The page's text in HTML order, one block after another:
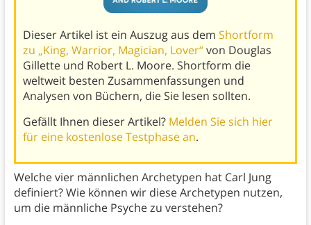
Dieser Artikel ist ein Auszug aus dem Shortform
zu „King, Warrior, Magician, Lover“von Douglas
Gillette und Robert L. Moore. Shortform die
weltweit besten Zusammenfassungen und
Analysen von Büchern, die Sie lesen sollten.
Gefällt Ihnen dieser Artikel? Melden Sie sich hier
für eine kostenlose Testphase an.
Welche vier männlichen Archetypen hat Carl Jung
definiert? Wie können wir diese Archetypen nutzen,
um die männliche Psyche zu verstehen?